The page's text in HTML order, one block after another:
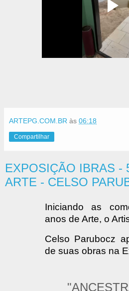
ARTEPG.COM.BR às 06:18
Compartilhar
EXPOSIÇÃO IBRAS -
ARTE - CELSO
Iniciando as
anos de Arte, o
Celso Parubocz
de suas obras na